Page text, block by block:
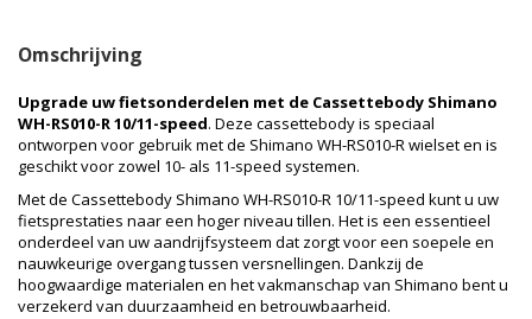
Omschrijving
Upgrade uw fietsonderdelen met de Cassettebody Shimano
WH-RS010-R 10/11-speed. Deze cassettebody is speciaal
ontworpen voor gebruik met de Shimano WH-RS010-R wielset en is
geschikt voor zowel 10- als 11-speed systemen.
Met de Cassettebody Shimano WH-RS010-R 10/11-speed kunt u uw
fietsprestaties naar een hoger niveau tillen. Het is een essentieel
onderdeel van uw aandrijfsysteem dat zorgt voor een soepele en
nauwkeurige overgang tussen versnellingen. Dankzij de
hoogwaardige materialen en het vakmanschap van Shimano bent u
verzekerd van duurzaamheid en betrouwbaarheid.